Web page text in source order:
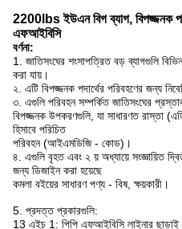
2200lbs ইউএন বিগ ব্যাগ, বিপজ্জনক
এফআইবিসি
বর্ণনা:
1. জাতিসংঘের শংসাপত্রিত বড় ব্যাগগুলি
করা যায়।
২. এটি বিপজ্জনক পদার্থের পরিবহণের জন্য
৩. এগুলি পরিবহন সম্পর্কিত জাতিসংঘের
বিপজ্জনক উপকরণগুলি, যা সাধারণত রাস্তা
হিসাবে পরিচিত
পরিবহন (আইএমডিজি - কোড)।
৪. এগুলি বৃহত এবং ২ য় অধ্যায়ে সংজ্ঞায়িত
জন্য ডিজাইন করা হয়েছে
কমলা বইয়ের সাধারণ পণ্য - বিষ, ক্ষয়কারী।
5. প্রদত্ত প্রকারগুলি:
13 এইচ 1: পিপি এফআইবিসি লাইনার